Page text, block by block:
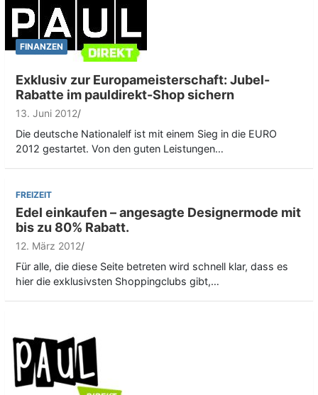
FINANZEN
Exklusiv zur Europameisterschaft: Jubel-
Rabatte im pauldirekt-Shop sichern
13. Juni 2012
Die deutsche Nationalelf ist mit einem Sieg in die EURO
2012 gestartet. Von den guten Leistungen…
FREIZEIT
Edel einkaufen – angesagte Designermode mit
bis zu 80% Rabatt.
12. März 2012
Für alle, die diese Seite betreten wird schnell klar, dass es
hier die exklusivsten Shoppingclubs gibt,…